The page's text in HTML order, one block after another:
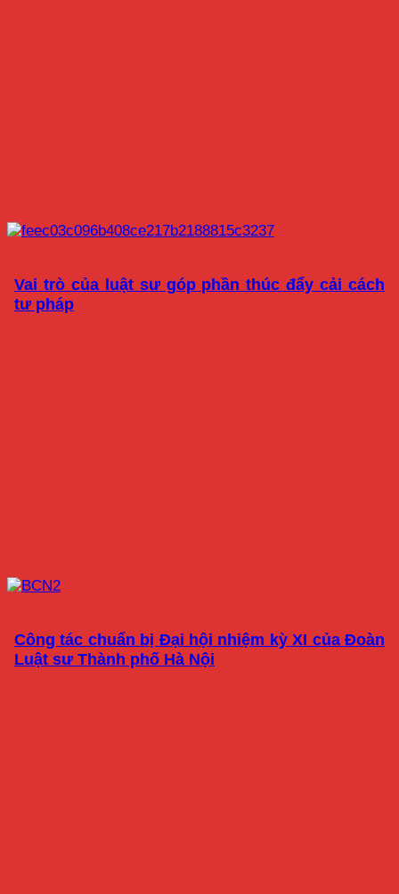
Vai trò của luật sư góp phần thúc đẩy cải cách
tư pháp
Công tác chuẩn bị Đại hội nhiệm kỳ XI của Đoàn
Luật sư Thành phố Hà Nội